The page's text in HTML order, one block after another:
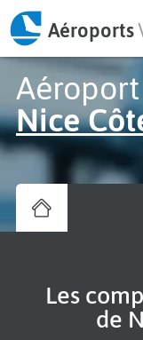
Aéroports
Aéroport
Nice
Les compagnies de l'aéroport
de